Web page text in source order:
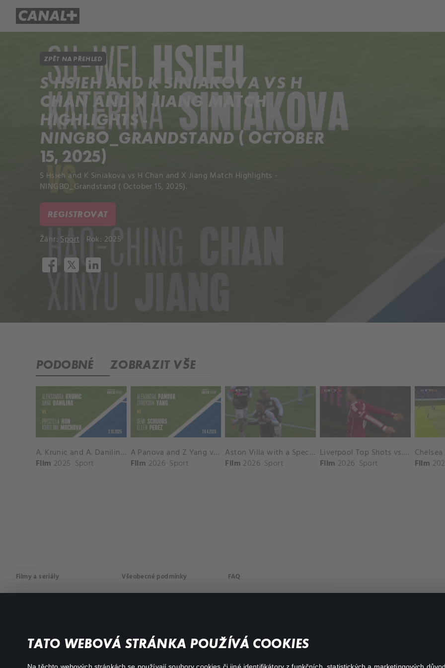
TATO WEBOVÁ STRÁNKA POUŽÍVÁ COOKIES
Na těchto webových stránkách se používají soubory cookies či jiné identifikátory z funkčních, statistických a marketingových
ZPĚT NA PŘEHLED
S HSIEH AND K SINIAKOVA VS H
CHAN AND X JIANG MATCH
HIGHLIGHTS -
NINGBO_GRANDSTAND ( OCTOBER
15, 2025)
S Hsieh and K Siniakova vs H Chan and X Jiang Match Highlights -
NINGBO_Grandstand ( October 15, 2025).
REGISTROVAT
Žánr: Sport Rok: 2025
PODOBNÉ ZOBRAZIT VŠE
A. Krunic and A. Danilina vs. P. Hon and K. Muchova Match Highlights - BEIJING_Capital Group Diamond ( October 02, 2025)
Film 2025 Sport
A Panova and Z Yang vs D Schuurs and E Perez Match Highlights - MADRID_Court 8 ( April 24, 2026)
Film 2026 Sport
Aston Villa with a Spectacular Goal vs. Nottingham Forest
Film 2026 Sport
Liverpool Top Shots vs. Fulham
Film 2026 Sport
Film
Filmy a seriály
Akční
Všeobecné podmínky FAQ